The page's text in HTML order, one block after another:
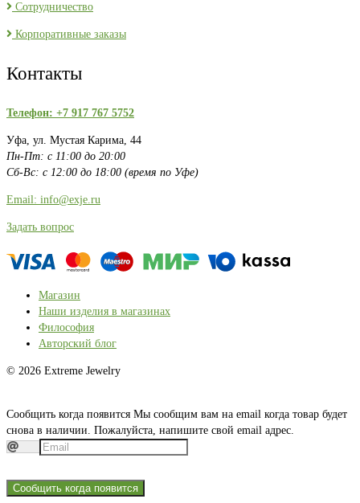
Сотрудничество
Корпоративные заказы
Контакты
Телефон: +7 917 767 5752
Уфа, ул. Мустая Карима, 44
Пн-Пт: с 11:00 до 20:00
Сб-Вс: с 12:00 до 18:00 (время по Уфе)
Email: info@exje.ru
Задать вопрос
Магазин
Наши изделия в магазинах
Философия
Авторский блог
© 2026 Extreme Jewelry
Сообщить когда появится Мы сообщим вам на email когда товар будет
снова в наличии. Пожалуйста, напишите свой email адрес.
Сообщить когда появится